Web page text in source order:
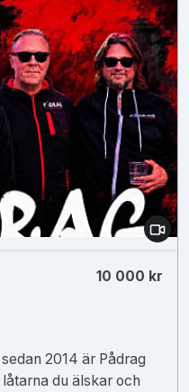
10 000 kr
2014 är Pådrag
du älskar och